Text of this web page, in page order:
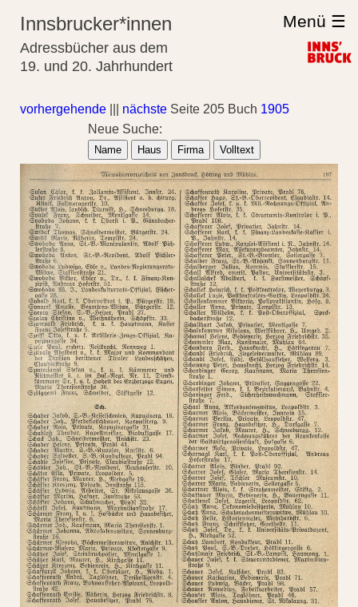
Innsbrucker*innen
Adressbücher aus dem
19. und 20. Jahrhundert
Menü ☰
vorhergehende nächste Seite 205 Buch 1905
Neue Suche:
Name Haus Firma Volltext